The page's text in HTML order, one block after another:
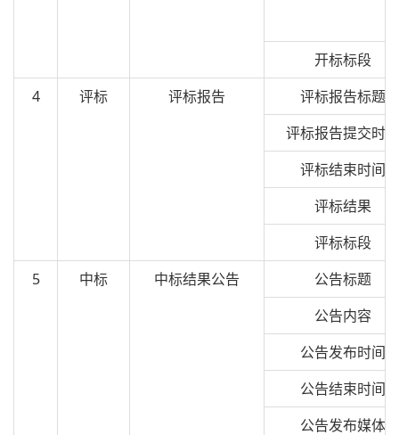
开标标段
4
评标 评标报告
评标报告标题
评标报告提交时间
评标结束时间
评标结果
评标标段
5
中标 中标结果公告
公告标题
公告内容
公告发布时间
公告结束时间
公告发布媒体